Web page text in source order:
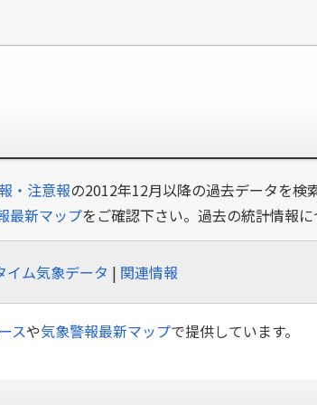
・注意報の2012年12月以降の過去データを検
最新マップをご確認下さい。過去の統計情報に
イム気象データ | 関連情報
スや気象警報最新マップで提供しています。